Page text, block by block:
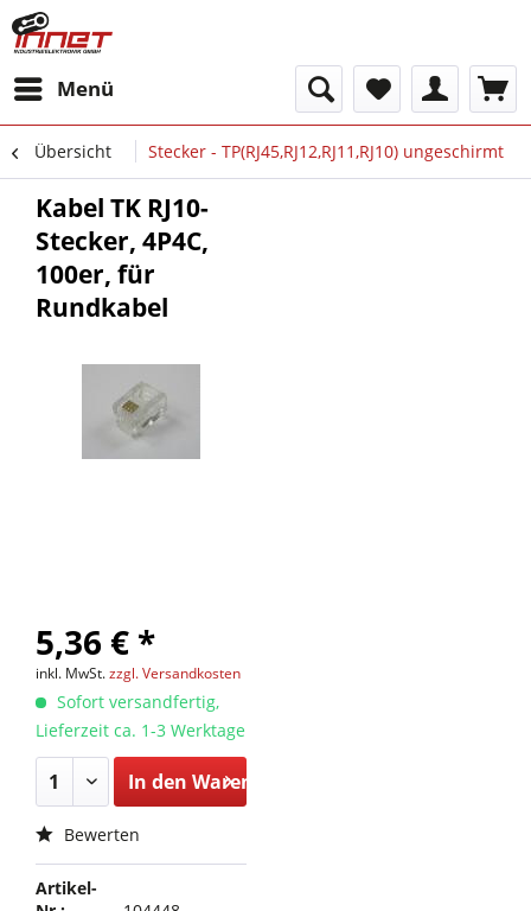
Menü
Übersicht Stecker - TP(RJ45,RJ12,RJ11,RJ10) ungeschirmt
Kabel TK RJ10-
Stecker, 4P4C,
100er, für
Rundkabel
5,36 € *
inkl. MwSt.zzgl. Versandkosten
Sofort versandfertig,
Lieferzeit ca. 1-3 Werktage
In den Warenkorb
Bewerten
Artikel-